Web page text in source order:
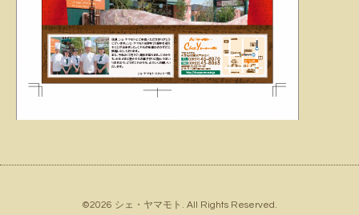
©2026 シェ・ヤマモト . All Rights Reserved.